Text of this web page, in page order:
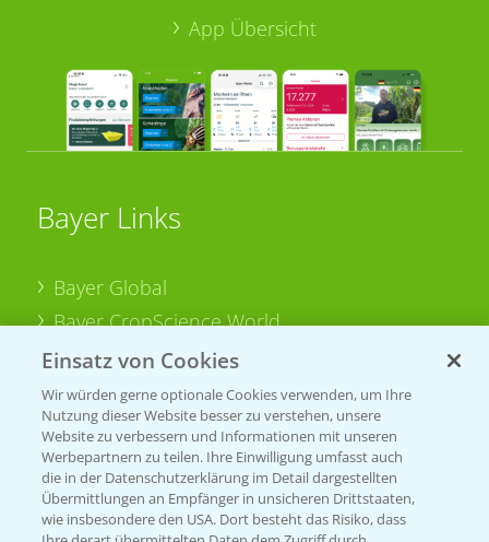
App Übersicht
Bayer Links
Bayer Global
Bayer CropScience World
Bayer Karriere
Bayer CropScience Austria
Bayer CropScience Schweiz
Presse
Vegetables Deutschland
Einsatz von Cookies
Wir würden gerne optionale Cookies verwenden, um Ihre
Nutzung dieser Website besser zu verstehen, unsere
Website zu verbessern und Informationen mit unseren
Werbepartnern zu teilen. Ihre Einwilligung umfasst auch
die in der Datenschutzerklärung im Detail dargestellten
Übermittlungen an Empfänger in unsicheren Drittstaaten,
wie insbesondere den USA. Dort besteht das Risiko, dass